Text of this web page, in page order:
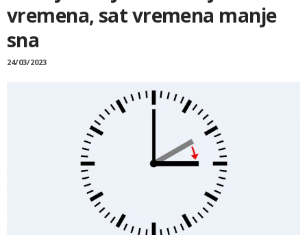
vremena, sat vremena manje
sna
24/03/2023